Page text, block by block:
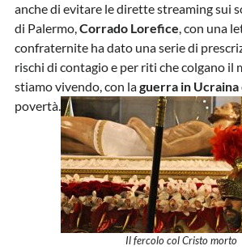
anche di evitare le dirette streaming sui
di Palermo,Corrado Lorefice, con una
confraternite ha dato una serie di
rischi di contagio e per riti che colgano il
stiamo vivendo, con laguerra in Ucraina
povertà.
Il fercolo col Cristo morto